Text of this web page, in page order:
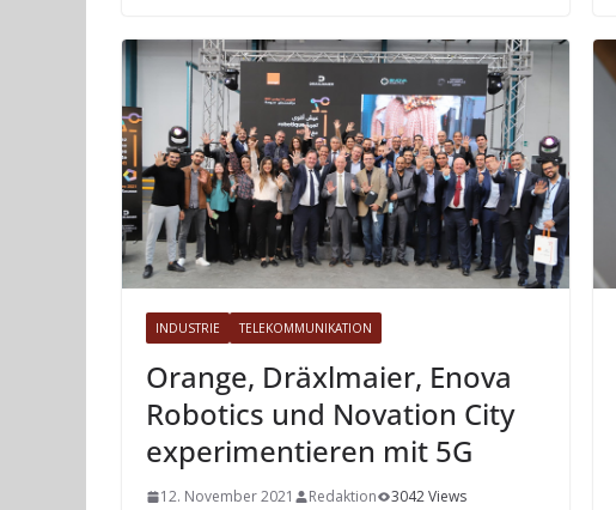
INDUSTRIE TELEKOMMUNIKATION
Orange, Dräxlmaier, Enova
Robotics und Novation City
experimentieren mit 5G
12. November 2021 Redaktion
3042 Views